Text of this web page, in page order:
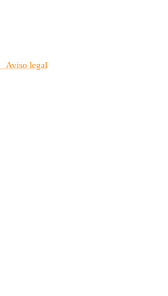
Aviso legal